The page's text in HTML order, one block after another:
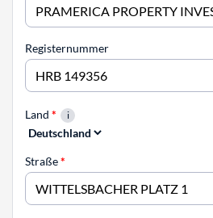
Registernummer
Land *
Straße*